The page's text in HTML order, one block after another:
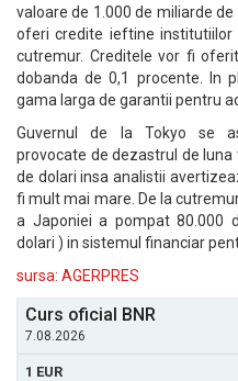
valoare de 1.000 de miliarde
oferi credite ieftine
cutremur. Creditele vor fi
dobanda de 0,1 procente. In
gama larga de garantii pentru
Guvernul de la Tokyo se
provocate de dezastrul de
de dolari insa analistii
fi mult mai mare. De la
a Japoniei a pompat 80.000
dolari ) in sistemul financiar
sursa: AGERPRES
Curs oficial BNR
7.08.2026
1 EUR